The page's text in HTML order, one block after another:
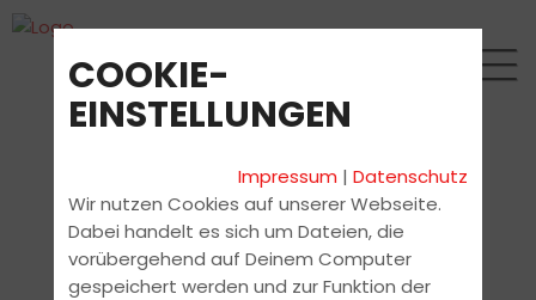
COOKIE-
EINSTELLUNGEN
Impressum |Datenschutz
Wir nutzen Cookies auf unserer Webseite.
Dabei handelt es sich um Dateien, die
vorübergehend auf Deinem Computer
gespeichert werden und zur Funktion der